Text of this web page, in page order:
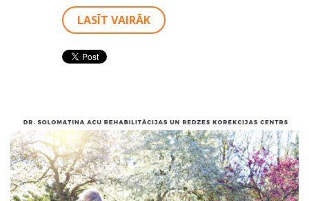
LASĪT VAIRĀK